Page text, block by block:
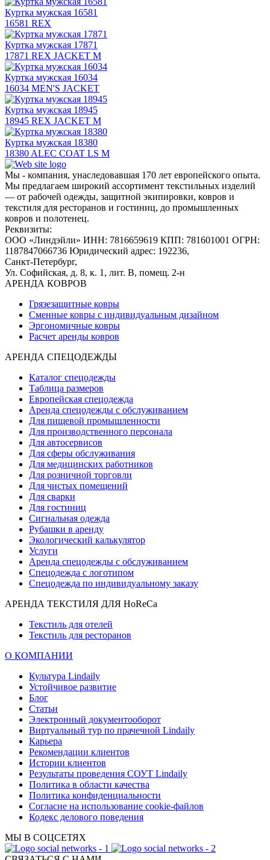
Куртка мужская 16581
16581 REX
Куртка мужская 17871
17871 REX JACKET M
Куртка мужская 16034
16034 MEN'S JACKET
Куртка мужская 18945
18945 REX JACKET M
Куртка мужская 18380
18380 ALEC COAT LS M
Мы - компания, унаследовавшая 170 лет европейского опыта.
Мы предлагаем широкий ассортимент текстильных изделий
— от рабочей одежды, защитной экипировки, ковров и
текстиля для ресторанов и гостиниц, до промышленных
ковров и полотенец.
Реквизиты:
ООО «Линдэйли» ИНН: 7816659619 КПП: 781601001 ОГРН:
1187847066736 Юридический адрес: 192236,
Санкт-Петербург,
Ул. Софийская, д. 8, к. 1, лит. В, помещ. 2-н
АРЕНДА КОВРОВ
Грязезащитные ковры
Сменные ковры с индивидуальным дизайном
Эргономичные ковры
Расчет аренды ковров
АРЕНДА СПЕЦОДЕЖДЫ
Каталог спецодежды
Таблица размеров
Европейская спецодежда
Аренда спецодежды с обслуживанием
Для пищевой промышленности
Для производственного персонала
Для автосервисов
Для сферы обслуживания
Для медицинских работников
Для розничной торговли
Для чистых помещений
Для сварки
Для гостиниц
Сигнальная одежда
Рубашки в аренду
Экологический калькулятор
Услуги
Аренда спецодежды с обслуживанием
Спецодежда с логотипом
Спецодежда по индивидуальному заказу
АРЕНДА ТЕКСТИЛЯ ДЛЯ HoReCa
Текстиль для отелей
Текстиль для ресторанов
О КОМПАНИИ
Культура Lindaily
Устойчивое развитие
Блог
Статьи
Электронный документооборот
Виртуальный тур по прачечной Lindaily
Карьера
Рекомендации клиентов
Истории клиентов
Результаты проведения СОУТ Lindaily
Политика в области качества
Политика конфиденциальности
Согласие на использование cookie-файлов
Кодекс делового поведения
МЫ В СОЦСЕТЯХ